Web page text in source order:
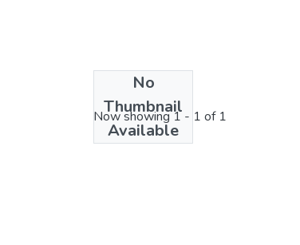
No
Thumbnail
Available
License bundle
Now showing1 - 1 of 1